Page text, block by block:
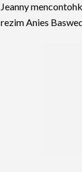
Jeanny
rezim Anies